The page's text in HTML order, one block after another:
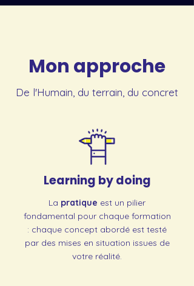
Mon approche
De l'Humain, du terrain, du concret
Learning by doing
La pratique est un pilier
fondamental pour chaque formation
: chaque concept abordé est testé
par des mises en situation issues de
votre réalité.